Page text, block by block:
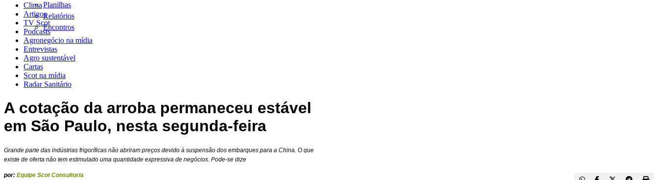
Planilhas
Relatórios
Encontros
Clima
Artigos
TV Scot
Podcasts
Agronegócio na mídia
Entrevistas
Agro sustentável
Cartas
Scot na mídia
Radar Sanitário
A cotação da arroba permaneceu estável
em São Paulo, nesta segunda-feira
Grande parte das indústrias frigoríficas não abriram preços devido à suspensão dos embarques para a China. O que
existe de oferta não tem estimulado uma quantidade expressiva de negócios. Pode-se dize
por: Equipe Scot Consultoria